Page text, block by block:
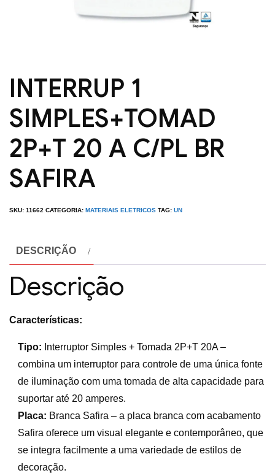
INTERRUP 1
SIMPLES+TOMAD
2P+T 20 A C/PL BR
SAFIRA
SKU: 11662 CATEGORIA: MATERIAIS ELETRICOS TAG: UN
DESCRIÇÃO
Descrição
Características:
Tipo: Interruptor Simples + Tomada 2P+T 20A –
combina um interruptor para controle de uma única fonte
de iluminação com uma tomada de alta capacidade para
suportar até 20 amperes.
Placa: Branca Safira – a placa branca com acabamento
Safira oferece um visual elegante e contemporâneo, que
se integra facilmente a uma variedade de estilos de
decoração.